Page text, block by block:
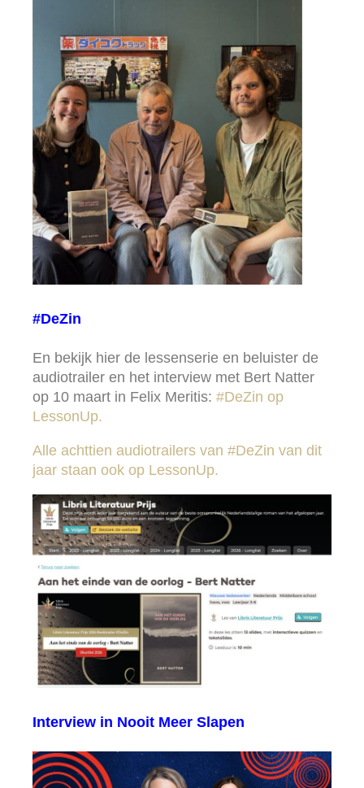
#DeZin
En bekijk hier de lessenserie en beluister de
audiotrailer en het interview met Bert Natter
op 10 maart in Felix Meritis: #DeZin op
LessonUp.
Alle achttien audiotrailers van #DeZin van dit
jaar staan ook op LessonUp.
Interview in Nooit Meer Slapen